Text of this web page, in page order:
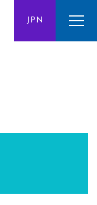
JPN
ENG CHN